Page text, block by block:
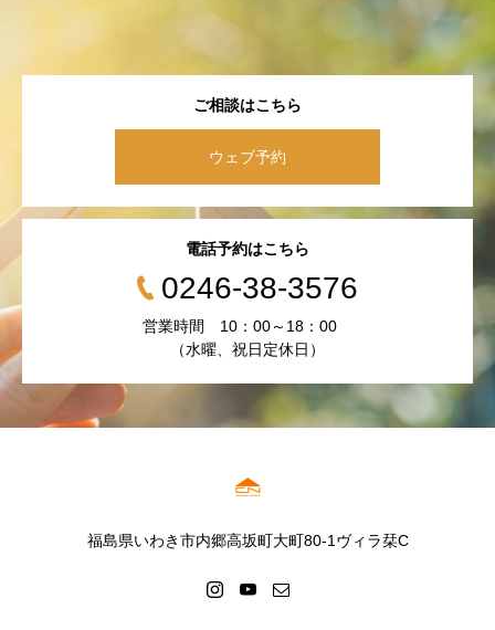
ご相談はこちら
ウェブ予約
電話予約はこちら
0246-38-3576
営業時間 10：00～18：00
（水曜、祝日定休日）
福島県いわき市内郷高坂町大町80-1ヴィラ栞C